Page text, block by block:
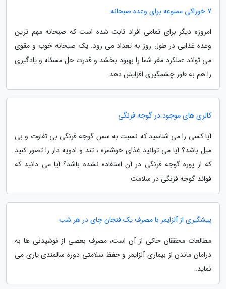
7 خوراکی ممنوعه برای وعده صبحانه
امروزه دیگر برای تمامی افراد ثابت شده است که صبحانه مهم ترین
وعده غذایی در طول روز به تعداد می رود. یک صبحانه خوب و مقوی
می تواند عملکرد مغز شما را بهبود بخشد و قدرت حل مسئله و یادگیری
را هم به طور چشمگیری افزایش دهد.
کالری های موجود در گوجه فرنگی
آیا کسی را می شناسید که نسبت به سس گوجه فرنگی بی تفاوت و بی
میل باشد؟ آیا می توانید غذای خوشمزه ، تند و ادویه دار را تصور کنید
که از پوره گوجه فرنگی در آن استفاده نشده باشد؟ آیا می دانید که
فوائد گوجه فرنگی در سلامت
پیشگیری از آلزایمر با مصرف یک فنجان چای در هر شب
مطالعات محققان حاکی از آن است، مصرف بعضی از نوشیدنی ها به
درامان ماندن از بیماری آلزایمر و حفظ سلامتی دوره سالمندی یاری می
نماید.